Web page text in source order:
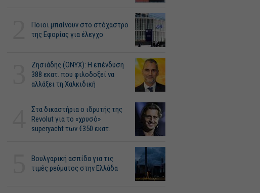
Ποιοι μπαίνουν στο στόχαστρο
της Εφορίας για έλεγχο
Ζησιάδης (ONYX): Η επένδυση
388 εκατ. που φιλοδοξεί να
αλλάξει τη Χαλκιδική
Στα δικαστήρια ο ιδρυτής της
Revolut για το «χρυσό»
superyacht των €350 εκατ.
Βουλγαρική ασπίδα για τις
τιμές ρεύματος στην Ελλάδα